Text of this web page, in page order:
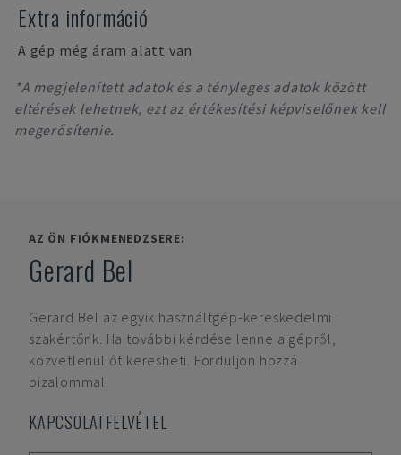
Extra információ
A gép még áram alatt van
*A megjelenített adatok és a tényleges adatok között
eltérések lehetnek, ezt az értékesítési képviselőnek kell
megerősítenie.
AZ ÖN FIÓKMENEDZSERE:
Gerard Bel
Gerard Bel az egyik használtgép-kereskedelmi
szakértőnk. Ha további kérdése lenne a gépről,
közvetlenül őt keresheti. Forduljon hozzá
bizalommal.
KAPCSOLATFELVÉTEL